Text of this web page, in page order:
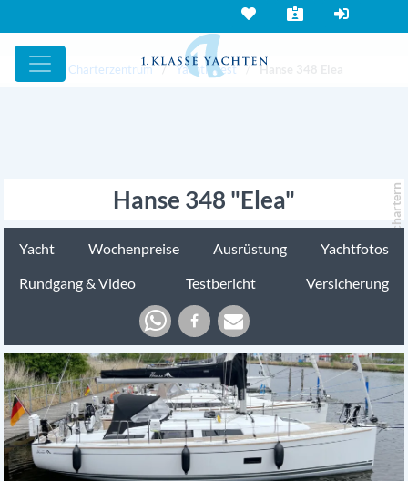
Yacht und Charterzentrum Yachtinvest Hanse 348 Elea
Hanse 348 "Elea" chartern
Yacht Wochenpreise Ausrüstung
Yachtfotos
Rundgang & Video
Testbericht Versicherung